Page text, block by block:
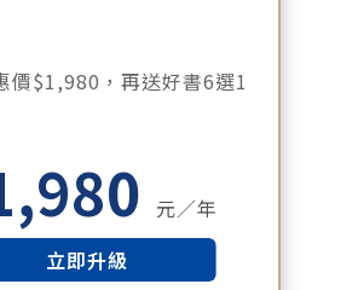
價$1,980，再送好書6選1
元／年
立即升級